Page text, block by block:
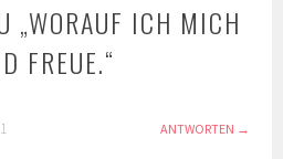
„WORAUF ICH MICH
FREUE.“
ANTWORTEN